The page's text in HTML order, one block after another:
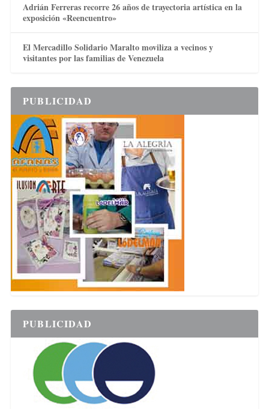
Adrián Ferreras recorre 26 años de trayectoria artística en la
exposición «Reencuentro»
El Mercadillo Solidario Maralto moviliza a vecinos y
visitantes por las familias de Venezuela
PUBLICIDAD
PUBLICIDAD